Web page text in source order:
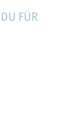
FÜR